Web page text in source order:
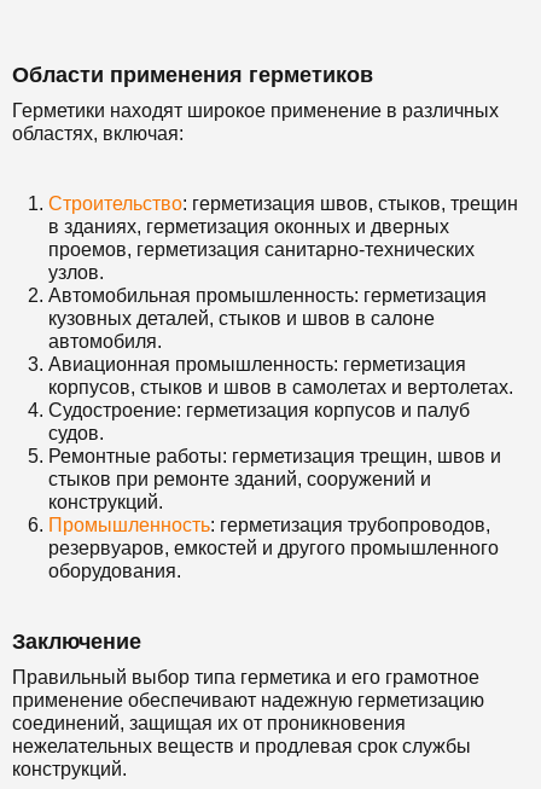
Области применения герметиков
Герметики находят широкое применение в различных
областях, включая:
Строительство: герметизация швов, стыков, трещин
в зданиях, герметизация оконных и дверных
проемов, герметизация санитарно-технических
узлов.
Автомобильная промышленность: герметизация
кузовных деталей, стыков и швов в салоне
автомобиля.
Авиационная промышленность: герметизация
корпусов, стыков и швов в самолетах и вертолетах.
Судостроение: герметизация корпусов и палуб
судов.
Ремонтные работы: герметизация трещин, швов и
стыков при ремонте зданий, сооружений и
конструкций.
Промышленность: герметизация трубопроводов,
резервуаров, емкостей и другого промышленного
оборудования.
Заключение
Правильный выбор типа герметика и его грамотное
применение обеспечивают надежную герметизацию
соединений, защищая их от проникновения
нежелательных веществ и продлевая срок службы
конструкций.